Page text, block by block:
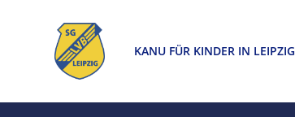
KANU FÜR KINDER IN LEIPZIG